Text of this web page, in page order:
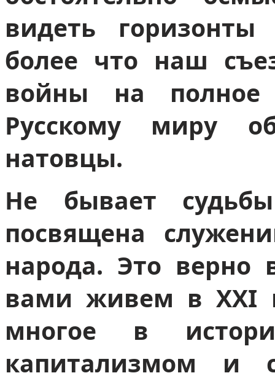
видеть
более что наш
войны на полное
Русскому миру
натовцы.
Не бывает
посвящена
народа. Это
вами живем в ХХI
многое в
капитализмом и